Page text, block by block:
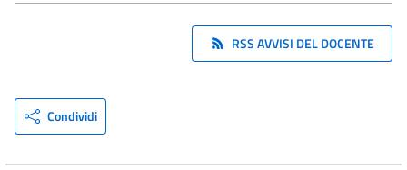
RSS AVVISI DEL DOCENTE
Condividi